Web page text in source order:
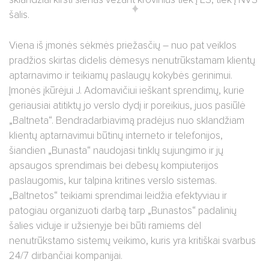
šalis.
Viena iš įmonės sėkmės priežasčių – nuo pat veiklos
pradžios skirtas didelis dėmesys nenutrūkstamam klientų
aptarnavimo ir teikiamų paslaugų kokybės gerinimui.
Įmonės įkūrėjui J. Adomavičiui ieškant sprendimų, kurie
geriausiai atitiktų jo verslo dydį ir poreikius, juos pasiūlė
„Baltneta“. Bendradarbiavimą pradėjus nuo sklandžiam
klientų aptarnavimui būtinų interneto ir telefonijos,
šiandien „Bunasta“ naudojasi tinklų sujungimo ir jų
apsaugos sprendimais bei debesų kompiuterijos
paslaugomis, kur talpina kritines verslo sistemas.
„Baltnetos“ teikiami sprendimai leidžia efektyviau ir
patogiau organizuoti darbą tarp „Bunastos“ padalinių
šalies viduje ir užsienyje bei būti ramiems dėl
nenutrūkstamo sistemų veikimo, kuris yra kritiškai svarbus
24/7 dirbančiai kompanijai.